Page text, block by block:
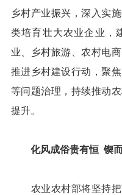
乡村产业振兴，深入实
类培育壮大农业企业，
业、乡村旅游、农村电
推进乡村建设行动，聚
等问题治理，持续推动
提升。
化风成俗贵有恒 锲
农业农村部将坚持把